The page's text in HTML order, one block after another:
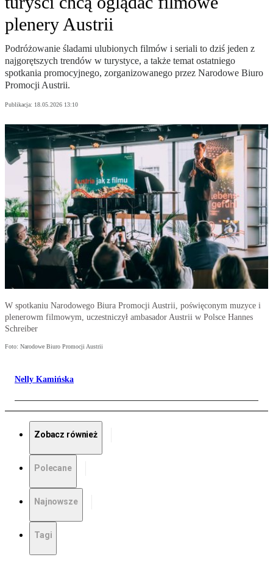
plenery Austrii
Podróżowanie śladami ulubionych filmów i seriali to dziś jeden z
najgorętszych trendów w turystyce, a także temat ostatniego
spotkania promocyjnego, zorganizowanego przez Narodowe Biuro
Promocji Austrii.
Publikacja: 18.05.2026 13:10
W spotkaniu Narodowego Biura Promocji Austrii, poświęconym muzyce i
plenerowm filmowym, uczestniczył ambasador Austrii w Polsce Hannes
Schreiber
Foto: Narodowe Biuro Promocji Austrii
Nelly Kamińska
Zobacz również
Polecane
Najnowsze
Tagi